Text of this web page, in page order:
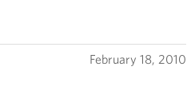
February 18, 2010